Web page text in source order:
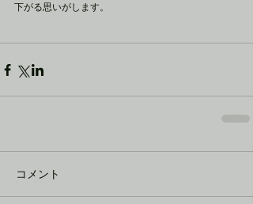
下がる思いがします。
コメント